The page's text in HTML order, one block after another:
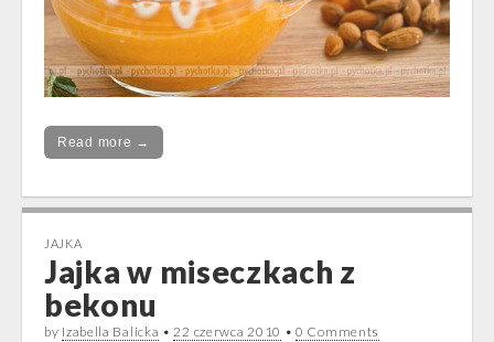
Read more →
JAJKA
Jajka w miseczkach z
bekonu
by Izabella Balicka •22 czerwca 2010 •0 Comments